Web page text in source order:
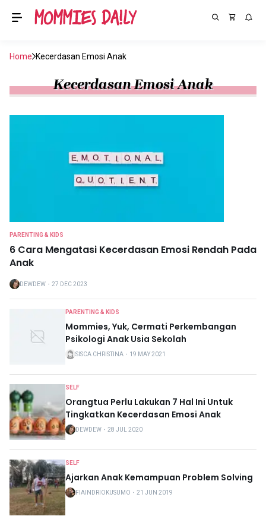
Home Kecerdasan Emosi Anak
Kecerdasan Emosi Anak
PARENTING & KIDS
6 Cara Mengatasi Kecerdasan Emosi Rendah Pada
Anak
DEWDEW ・ 27 DEC 2023
PARENTING & KIDS
Mommies, Yuk, Cermati Perkembangan
Psikologi Anak Usia Sekolah
SISCA CHRISTINA ・ 19 MAY 2021
SELF
Orangtua Perlu Lakukan 7 Hal Ini Untuk
Tingkatkan Kecerdasan Emosi Anak
DEWDEW ・ 28 JUL 2020
SELF
Ajarkan Anak Kemampuan Problem Solving
FIAINDRIOKUSUMO ・ 21 JUN 2019